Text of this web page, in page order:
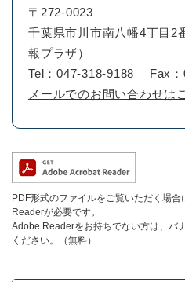
〒272-0023
千葉県市川市南八幡4丁目2
報プラザ）
Tel：047-318-9188
Fax
メールでのお問い合わせは
PDF形式のファイルをご覧いただく場
Readerが必要です。
Adobe Readerをお持ちでない方は、バ
ください。（無料）